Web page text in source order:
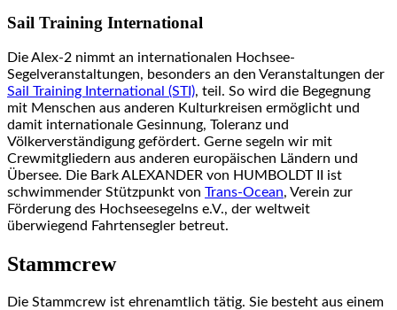
Sail Training International
Die Alex-2 nimmt an internationalen Hochsee-
Segelveranstaltungen, besonders an den Veranstaltungen der
Sail Training International (STI), teil. So wird die Begegnung
mit Menschen aus anderen Kulturkreisen ermöglicht und
damit internationale Gesinnung, Toleranz und
Völkerverständigung gefördert. Gerne segeln wir mit
Crewmitgliedern aus anderen europäischen Ländern und
Übersee. Die Bark ALEXANDER von HUMBOLDT II ist
schwimmender Stützpunkt von Trans-Ocean, Verein zur
Förderung des Hochseesegelns e.V., der weltweit
überwiegend Fahrtensegler betreut.
Stammcrew
Die Stammcrew ist ehrenamtlich tätig. Sie besteht aus einem